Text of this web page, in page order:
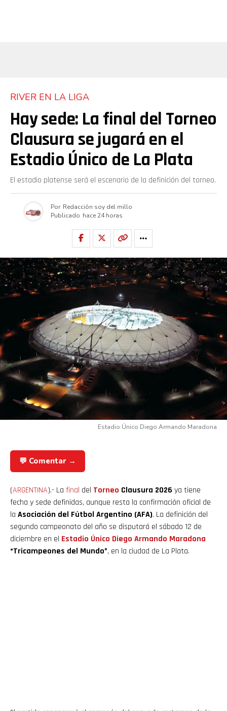
RIVER EN LA LIGA
Hay sede: La final del Torneo
Clausura se jugará en el
Estadio Único de La Plata
El estadio platense será el escenario de la definición del torneo.
Por Redacción soy del millo
Publicado hace 24 horas
Estadio Único Diego Armando Maradona
💬 Comentar →
(ARGENTINA).- La final del Torneo Clausura 2026 ya tiene
fecha y sede definidas, aunque resta la confirmación oficial de
la Asociación del Fútbol Argentino (AFA). La definición del
segundo campeonato del año se disputará el sábado 12 de
diciembre en el Estadio Único Diego Armando Maradona
“Tricampeones del Mundo”, en la ciudad de La Plata.